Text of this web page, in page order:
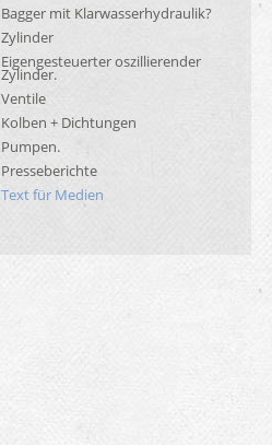
Bagger mit Klarwasserhydraulik?
Zylinder
Eigengesteuerter oszillierender
Zylinder.
Ventile
Kolben + Dichtungen
Pumpen.
Presseberichte
Text für Medien